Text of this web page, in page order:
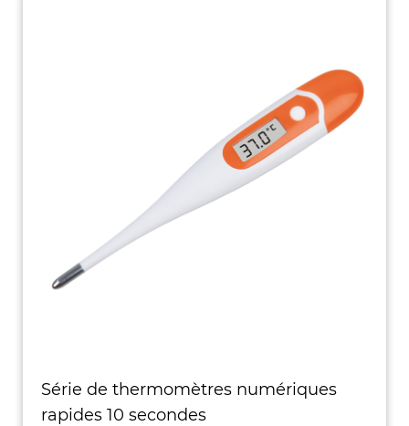
Série de thermomètres numériques
rapides 10 secondes